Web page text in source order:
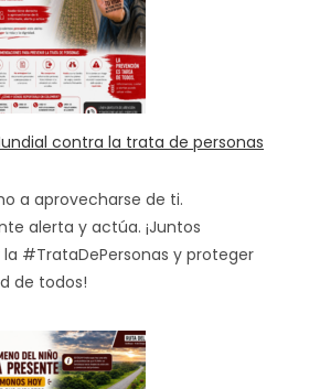
contra la trata de personas
a aprovecharse de ti.
alerta y actúa. ¡Juntos
#TrataDePersonas y proteger
de todos!